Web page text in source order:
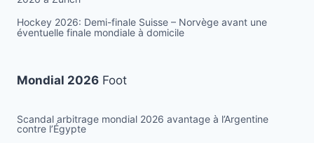
Hockey 2026: Demi-finale Suisse – Norvège avant une
éventuelle finale mondiale à domicile
Mondial 2026 Foot
Scandal arbitrage mondial 2026 avantage à l’Argentine
contre l’Égypte